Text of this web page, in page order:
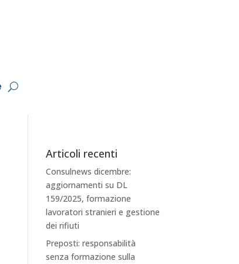
Articoli recenti
Consulnews dicembre:
aggiornamenti su DL
159/2025, formazione
lavoratori stranieri e gestione
dei rifiuti
Preposti: responsabilità
senza formazione sulla